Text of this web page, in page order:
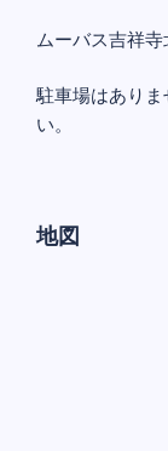
ムーバス吉祥
駐車場はあり
い。
地図